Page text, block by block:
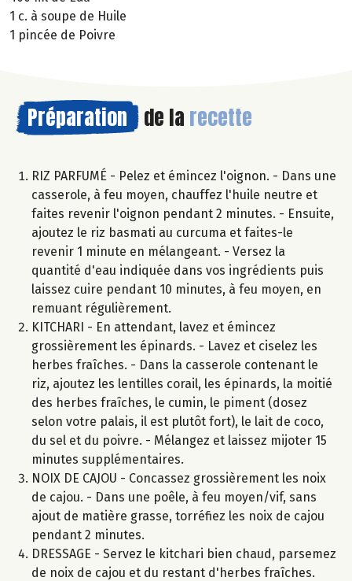
1 c. à soupe de Huile
1 pincée de Poivre
Préparation de la recette
RIZ PARFUMÉ - Pelez et émincez l'oignon. - Dans une
casserole, à feu moyen, chauffez l'huile neutre et
faites revenir l'oignon pendant 2 minutes. - Ensuite,
ajoutez le riz basmati au curcuma et faites-le
revenir 1 minute en mélangeant. - Versez la
quantité d'eau indiquée dans vos ingrédients puis
laissez cuire pendant 10 minutes, à feu moyen, en
remuant régulièrement.
KITCHARI - En attendant, lavez et émincez
grossièrement les épinards. - Lavez et ciselez les
herbes fraîches. - Dans la casserole contenant le
riz, ajoutez les lentilles corail, les épinards, la moitié
des herbes fraîches, le cumin, le piment (dosez
selon votre palais, il est plutôt fort), le lait de coco,
du sel et du poivre. - Mélangez et laissez mijoter 15
minutes supplémentaires.
NOIX DE CAJOU - Concassez grossièrement les noix
de cajou. - Dans une poêle, à feu moyen/vif, sans
ajout de matière grasse, torréfiez les noix de cajou
pendant 2 minutes.
DRESSAGE - Servez le kitchari bien chaud, parsemez
de noix de cajou et du restant d'herbes fraîches.